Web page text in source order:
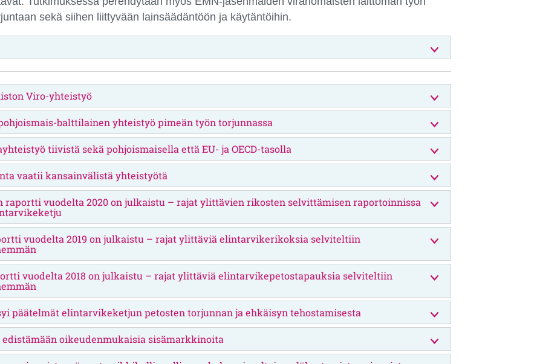
sekä siihen liittyvään lainsäädäntöön ja käytäntöihin.
Viro-yhteistyö
balttilainen yhteistyö pimeän työn torjunnassa
tiivistä sekä pohjoismaisella että EU- ja OECD-tasolla
vaatii kansainvälistä yhteistyötä
raportti vuodelta 2020 on julkaistu – rajat ylittävien rikosten selvittämisen raportoinnissa
vuodelta 2019 on julkaistu – rajat ylittäviä elintarvikerikoksia selviteltiin
vuodelta 2018 on julkaistu – rajat ylittäviä elintarvikepetostapauksia selviteltiin
päätelmät elintarvikeketjun petosten torjunnan ja ehkäisyn tehostamisesta
edistämään oikeudenmukaisia sisämarkkinoita